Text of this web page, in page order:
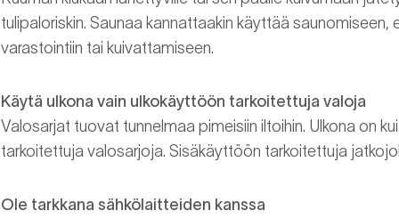
tulipaloriskin. Saunaa kannattaakin käyttää
varastointiin tai kuivattamiseen.
Käytä ulkona vain ulkokäyttöön tarkoitettuja valoja
Valosarjat tuovat tunnelmaa pimeisiin iltoihin. Ulkona on
tarkoitettuja valosarjoja. Sisäkäyttöön tarkoitettuja
Ole tarkkana sähkölaitteiden kanssa